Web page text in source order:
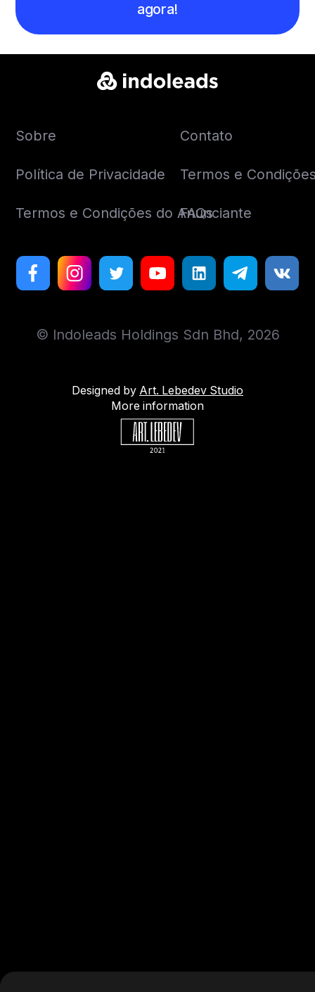
agora!
Sobre Contato
Política de Privacidade Termos e
Termos e Condições do Anunciante
FAQs
© Indoleads Holdings Sdn Bhd, 2026
Designed by Art. Lebedev Studio
More information